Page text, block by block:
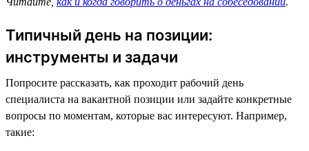
Типичный день на позиции:
инструменты и задачи
Попросите рассказать, как проходит рабочий день
специалиста на вакантной позиции или задайте конкретные
вопросы по моментам, которые вас интересуют. Например,
такие: